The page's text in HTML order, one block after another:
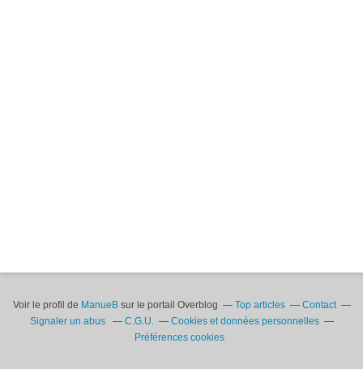
Voir le profil de ManueBsur le portail Overblog Top articles
Contact
Signaler un abus
C.G.U.
Cookies et données personnelles
Préférences cookies